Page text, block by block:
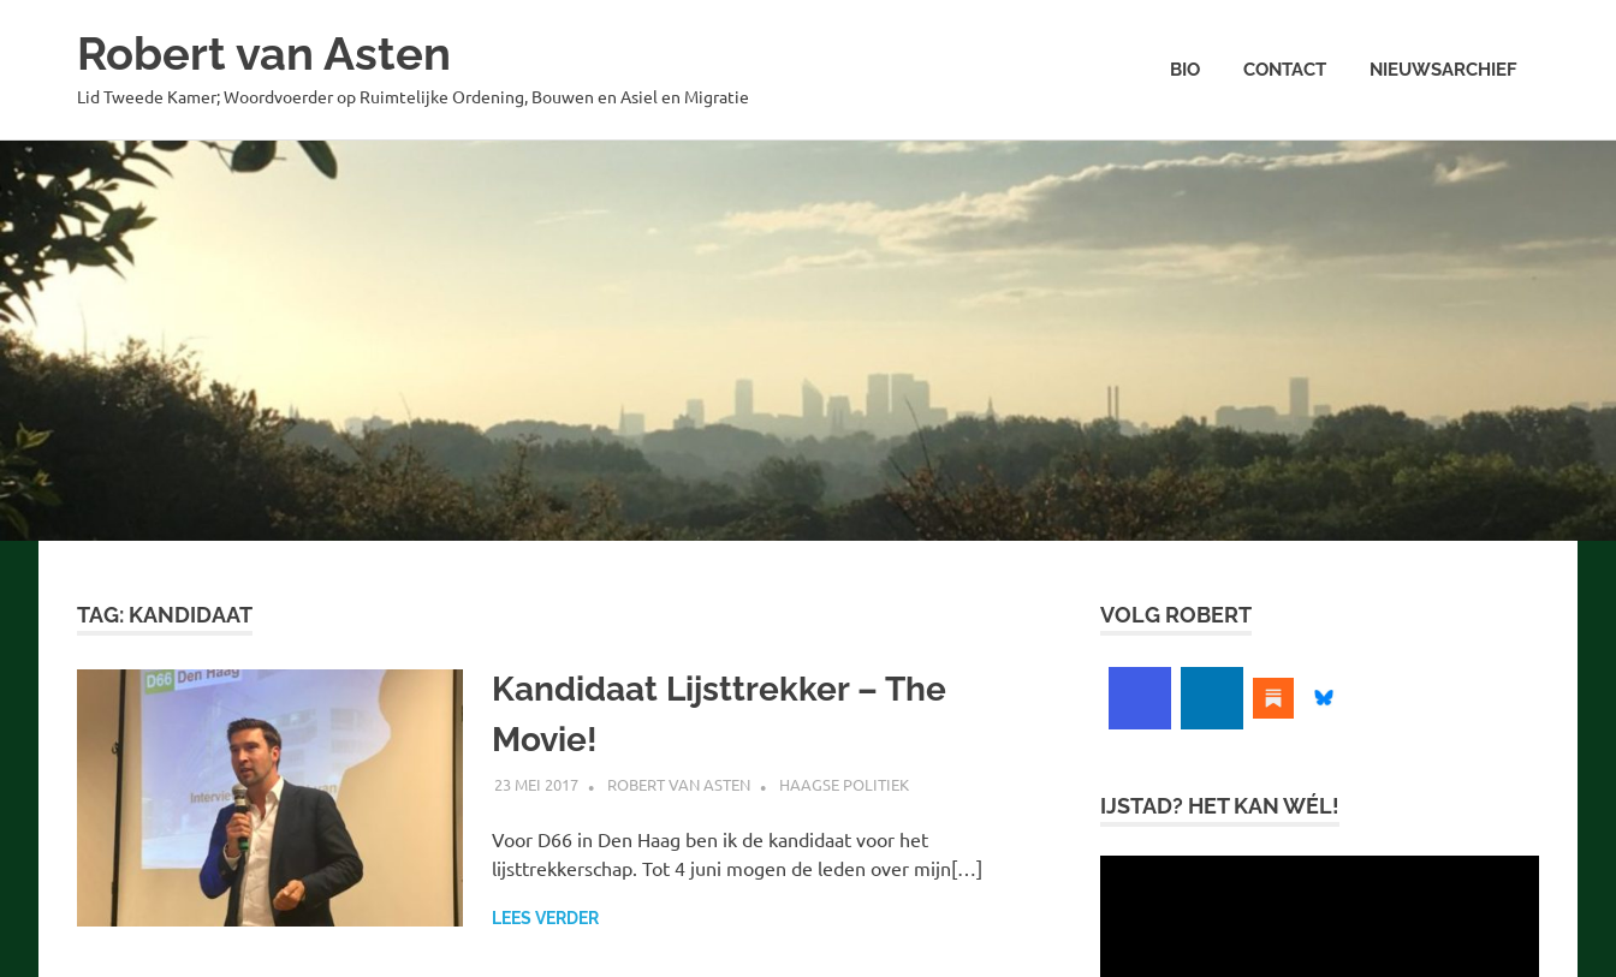
naar
de
inhoud
Robert van Asten
Lid Tweede Kamer; Woordvoerder op Ruimtelijke Ordening, Bouwen en Asiel en Migratie
BIO CONTACT NIEUWSARCHIEF
TAG: KANDIDAAT
Kandidaat Lijsttrekker – The
Movie!
23 MEI 2017 ROBERT VAN ASTEN HAAGSE POLITIEK
Voor D66 in Den Haag ben ik de kandidaat voor het
lijsttrekkerschap. Tot 4 juni mogen de leden over mijn[…]
LEES VERDER
VOLG ROBERT
IJSTAD? HET KAN WÉL!